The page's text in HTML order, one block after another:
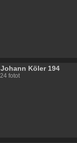
Johann Köler 194
24 fotot